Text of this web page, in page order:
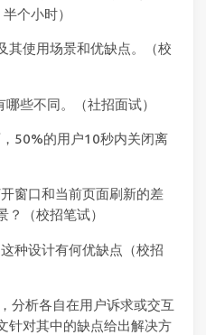
个小时）
其使用场景和优缺点。（校
些不同。（社招面试）
50%的用户10秒内关闭离
窗口和当前页面刷新的差
（校招笔试）
种设计有何优缺点（校招
分析各自在用户诉求或交互
针对其中的缺点给出解决方